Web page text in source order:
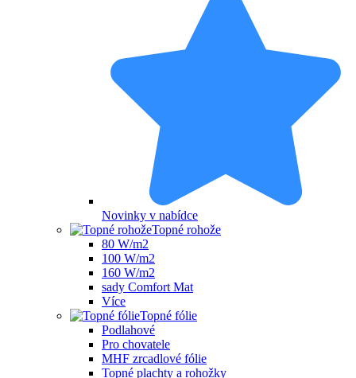
Novinky v nabídce
Topné rohože
80 W/m2
100 W/m2
160 W/m2
sady Comfort Mat
Více
Topné fólie
Podlahové
Pro chovatele
MHF zrcadlové fólie
Topné plachty a rohožky